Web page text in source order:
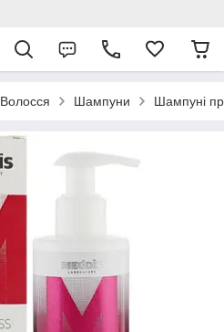
Волосся Шампуни Шампуні